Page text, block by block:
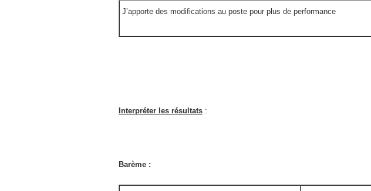
J’apporte des modifications au poste pour plus de performance
Interpréter les résultats :
Barème :